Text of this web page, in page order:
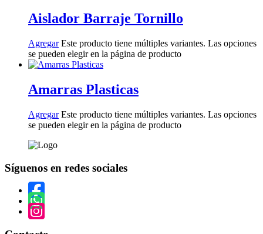
Aislador Barraje Tornillo
Agregar Este producto tiene múltiples variantes. Las opciones
se pueden elegir en la página de producto
Amarras Plasticas
Agregar Este producto tiene múltiples variantes. Las opciones
se pueden elegir en la página de producto
Síguenos en redes sociales